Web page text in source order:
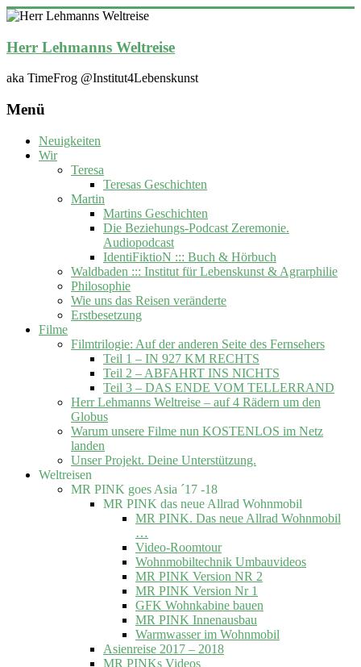
Zum
springen
Herr Lehmanns Weltreise
aka TimeFrog @Institut4Lebenskunst
Menü
Neuigkeiten
Wir
Teresa
Teresas Geschichten
Martin
Martins Geschichten
Die Beziehungs-Podcast Zeremonie.
Audiopodcast
IdentiFiktioN ::: Buch & Hörbuch
Waldbaden ::: Institut für Lebenskunst & Agrarphilie
Philosophie
Wie uns das Reisen veränderte
Erstbesetzung
Filme
Filmtrilogie: Auf der anderen Seite des Fernsehers
Teil 1 – IN 927 KM RECHTS
Teil 2 – ABFAHRT INS NICHTS
Teil 3 – DAS ENDE VOM TELLERRAND
Herr Lehmanns Weltreise – auf 4 Rädern um den
Globus
Warum unsere Filme nun KOSTENLOS im Netz
landen
Unser Projekt. Deine Unterstützung.
Weltreisen
MR PINK goes Asia ´17 -18
MR PINK das neue Allrad Wohnmobil
MR PINK. Das neue Allrad Wohnmobil
…
Video-Roomtour
Wohnmobiltechnik Umbauvideos
MR PINK Version NR 2
MR PINK Version Nr 1
GFK Wohnkabine bauen
MR PINK Innenausbau
Warmwasser im Wohnmobil
Asienreise 2017 – 2018
MR PINKs Videos